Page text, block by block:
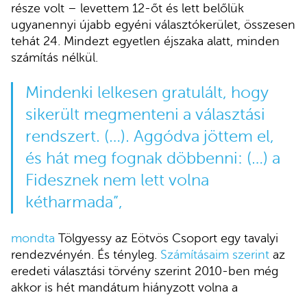
része volt – levettem 12-őt és lett belőlük
ugyanennyi újabb egyéni választókerület, összesen
tehát 24. Mindezt egyetlen éjszaka alatt, minden
számítás nélkül.
Mindenki lelkesen gratulált, hogy
sikerült megmenteni a választási
rendszert. (…). Aggódva jöttem el,
és hát meg fognak döbbenni: (…) a
Fidesznek nem lett volna
kétharmada”,
mondta Tölgyessy az Eötvös Csoport egy tavalyi
rendezvényén. És tényleg. Számításaim szerint az
eredeti választási törvény szerint 2010-ben még
akkor is hét mandátum hiányzott volna a